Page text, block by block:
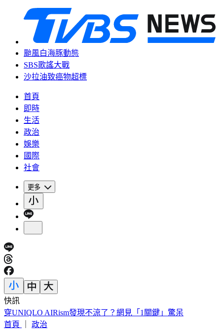
颱風白海豚動態
SBS歌謠大戰
沙拉油致癌物超標
首頁
即時
生活
政治
娛樂
國際
社會
更多
快訊
緯創股利「2度延後發放」 金管會出手：最重罰50萬
首頁
政治